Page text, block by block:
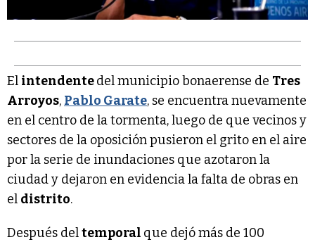
El intendentedel municipio bonaerense de Tres
Arroyos, Pablo Garate, se encuentra nuevamente
en el centro de la tormenta, luego de que vecinos y
sectores de la oposición pusieron el grito en el aire
por la serie de inundaciones que azotaron la
ciudad y dejaron en evidencia la falta de obras en
el distrito.
Después deltemporal que dejó más de 100